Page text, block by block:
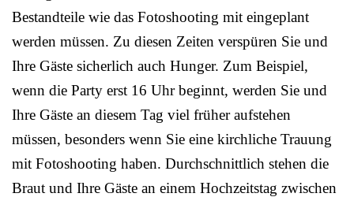
Bestandteile wie das Fotoshooting mit eingeplant
werden müssen. Zu diesen Zeiten verspüren Sie und
Ihre Gäste sicherlich auch Hunger. Zum Beispiel,
wenn die Party erst 16 Uhr beginnt, werden Sie und
Ihre Gäste an diesem Tag viel früher aufstehen
müssen, besonders wenn Sie eine kirchliche Trauung
mit Fotoshooting haben. Durchschnittlich stehen die
Braut und Ihre Gäste an einem Hochzeitstag zwischen